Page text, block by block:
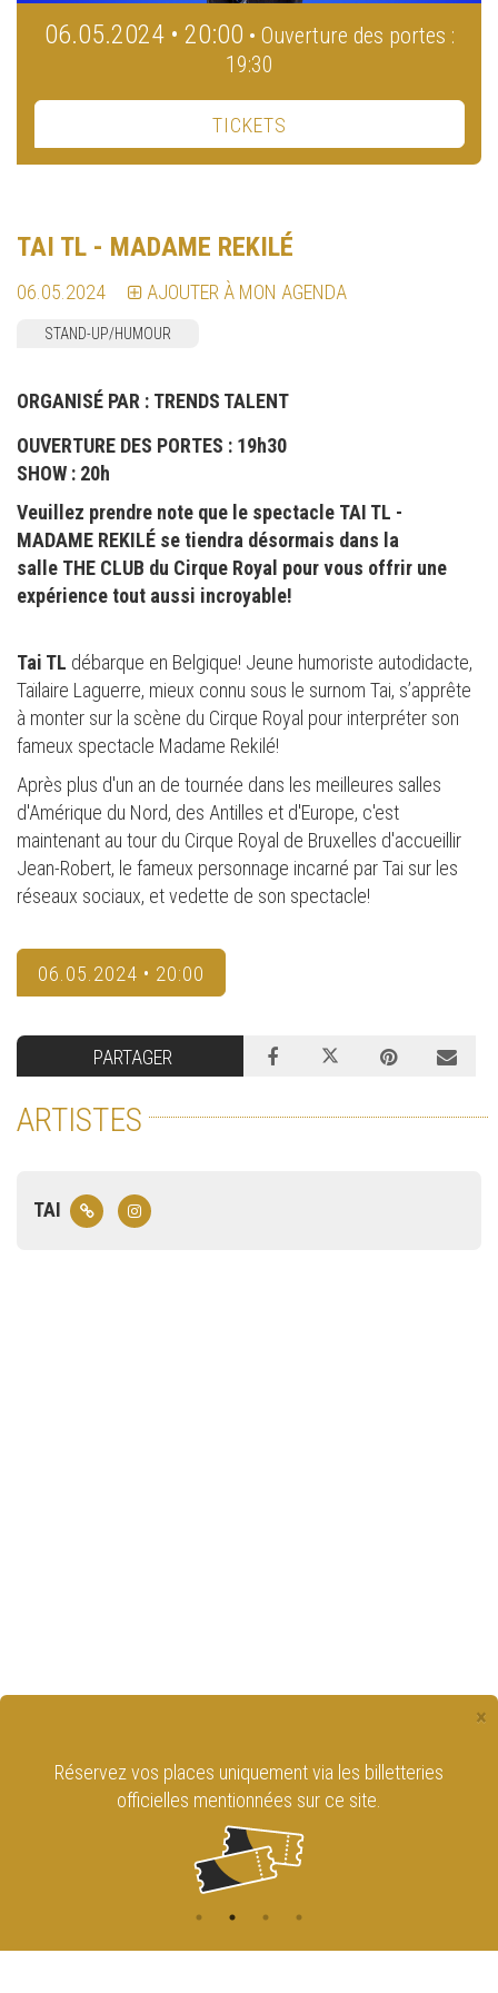
06.05.2024 • 20:00 • Ouverture des portes :
19:30
TICKETS
TAI TL - MADAME REKILÉ
06.05.2024 AJOUTER À MON AGENDA
STAND-UP/HUMOUR
ORGANISÉ PAR : TRENDS TALENT
OUVERTURE DES PORTES : 19h30
SHOW : 20h
Veuillez prendre note que le spectacle TAI TL -
MADAME REKILÉ se tiendra désormais dans la
salle THE CLUB du Cirque Royal pour vous offrir une
expérience tout aussi incroyable!
Tai TL débarque en Belgique! Jeune humoriste autodidacte,
Taïlaire Laguerre, mieux connu sous le surnom Tai, s’apprête
à monter sur la scène du Cirque Royal pour interpréter son
fameux spectacle Madame Rekilé!
Après plus d'un an de tournée dans les meilleures salles
d'Amérique du Nord, des Antilles et d'Europe, c'est
maintenant au tour du Cirque Royal de Bruxelles d'accueillir
Jean-Robert, le fameux personnage incarné par Tai sur les
réseaux sociaux, et vedette de son spectacle!
06.05.2024 • 20:00
PARTAGER
ARTISTES
TAI
×
Réservez vos places uniquement via les billetteries
officielles mentionnées sur ce site.